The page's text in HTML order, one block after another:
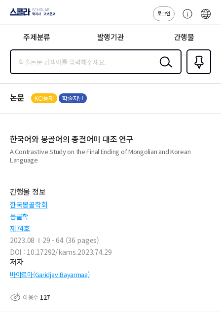
지사·교보문고
로그인
센
주제분류 발행기관 간행물
검색
즐겨찾
기0
논문 KCI등재 학술저널
한국어와 몽골어의 종결어미 대조 연구
A Contrastive Study on the Final Ending of Mongolian and Korean
Language
간행물 정보
한국몽골학회
몽골학
제74호
2023.08
29 - 64 (36 pages)
DOI : 10.17292/kams.2023.74.29
저자
바야르마(Garidjav Bayarmaa)
이용수 127